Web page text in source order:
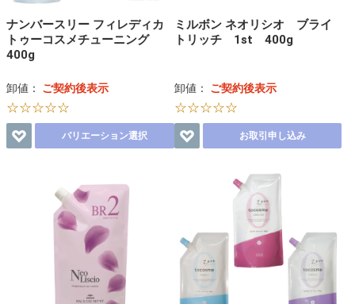
ナンバースリー フィレディカ
トゥーコスメチューニング
400g
卸値： ご契約後表示
☆☆☆☆☆
バリエーション選択
ミルボン ネオリシオ ブライ
トリッチ 1st 400g
卸値： ご契約後表示
☆☆☆☆☆
お取引申し込み